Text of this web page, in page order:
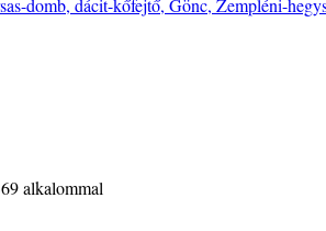
domb, dácit-kőfejtő, Gönc, Zempléni-
alkalommal